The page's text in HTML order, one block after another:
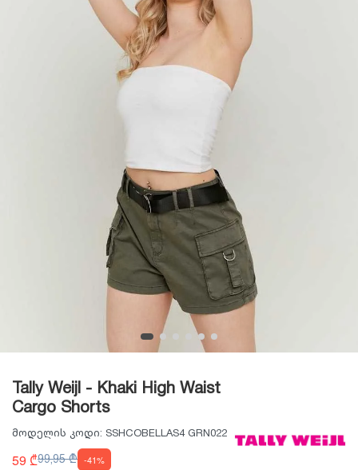
Tally Weijl - Khaki High Waist
Cargo Shorts
მოდელის კოდი: SSHCOBELLAS4 GRN022
59 ₾99,95 ₾ -41%